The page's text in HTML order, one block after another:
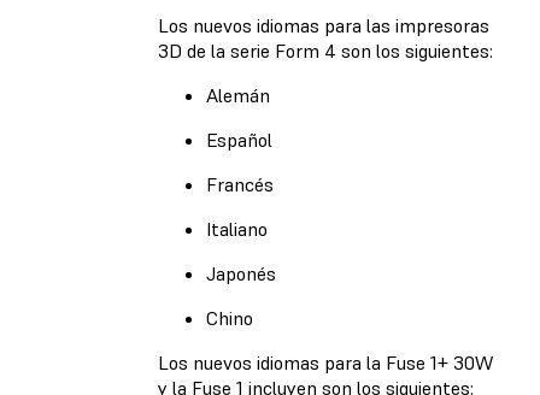
Los nuevos idiomas para las impresoras
3D de la serie Form 4 son los siguientes:
Alemán
Español
Francés
Italiano
Japonés
Chino
Los nuevos idiomas para la Fuse 1+ 30W
y la Fuse 1 incluyen son los siguientes: